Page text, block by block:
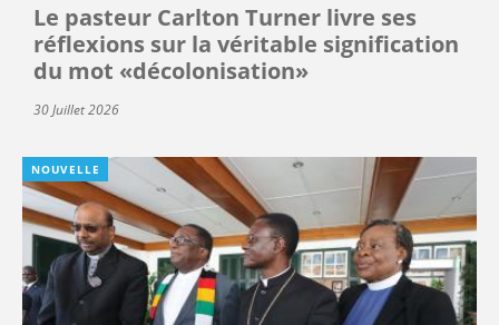
Le pasteur Carlton Turner livre ses
réflexions sur la véritable signification
du mot «décolonisation»
30 Juillet 2026
NOUVELLE